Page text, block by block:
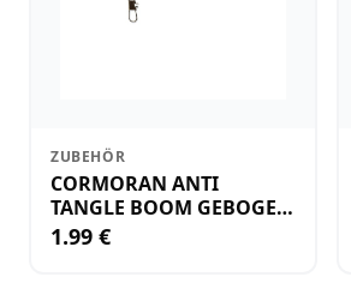
ZUBEHÖR
CORMORAN ANTI
TANGLE BOOM GEBOGEN
12CM M.WIRBEL(PLASTIK)
1.99 €